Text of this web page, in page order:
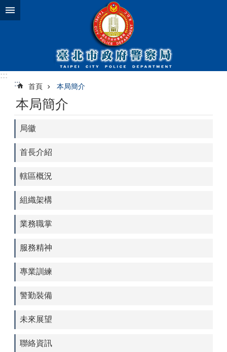
跳到主要內容區塊
:::
:::
首頁 本局簡介
本局簡介
局徽
首長介紹
轄區概況
組織架構
業務職掌
服務精神
專業訓練
警勤裝備
未來展望
聯絡資訊